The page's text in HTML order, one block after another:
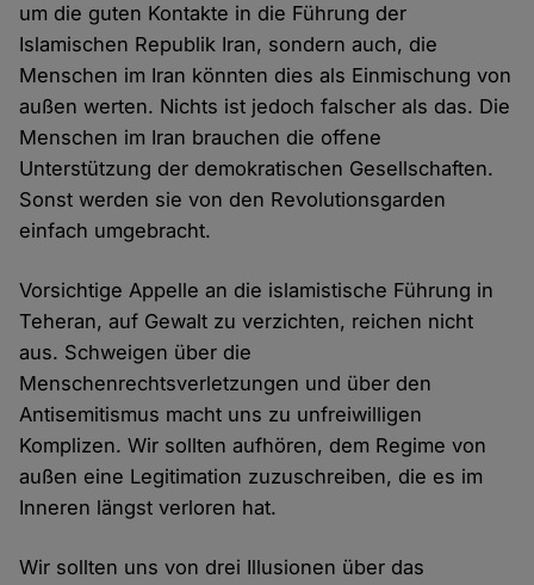
um die guten Kontakte in die Führung der
Islamischen Republik Iran, sondern auch, die
Menschen im Iran könnten dies als Einmischung von
außen werten. Nichts ist jedoch falscher als das. Die
Menschen im Iran brauchen die offene
Unterstützung der demokratischen Gesellschaften.
Sonst werden sie von den Revolutionsgarden
einfach umgebracht.
Vorsichtige Appelle an die islamistische Führung in
Teheran, auf Gewalt zu verzichten, reichen nicht
aus. Schweigen über die
Menschenrechtsverletzungen und über den
Antisemitismus macht uns zu unfreiwilligen
Komplizen. Wir sollten aufhören, dem Regime von
außen eine Legitimation zuzuschreiben, die es im
Inneren längst verloren hat.
Wir sollten uns von drei Illusionen über das